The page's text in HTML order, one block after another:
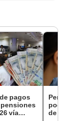
pagos
vía
de